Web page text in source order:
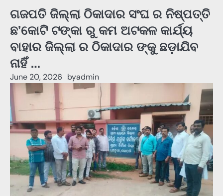
ଗଜପତି ଜିଲ୍ଲା ଠିକାଦାର ସଂଘ ର ନିଷ୍ପତ୍ତି
ଛ’କୋଟି ଟଙ୍କା ରୁ କମ ଅଟକଳ କାର୍ଯ୍ୟ
ବାହାର ଜିଲ୍ଲା ର ଠିକାଦାର ଙ୍କୁ ଛଡ଼ାଯିବ
ନାହିଁ …
June 20, 2026 byadmin